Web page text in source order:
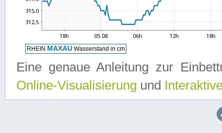
Eine genaue Anleitung zur
Online-Visualisierung und